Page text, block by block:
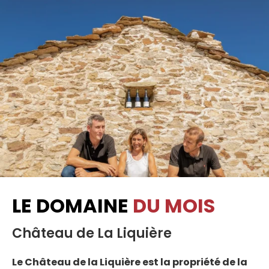
LE DOMAINE DU MOIS
Château de La Liquière
Le Château de la Liquière est la propriété de la